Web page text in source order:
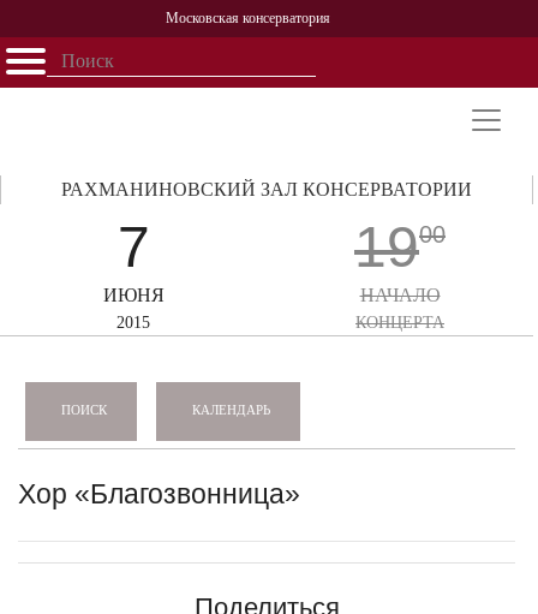
Московская консерватория
Открыть - закрыть
Персоналии
История
7
ИЮНЯ
2015
РАХМАНИНОВСКИЙ ЗАЛ КОНСЕРВАТОРИИ
1900
НАЧАЛО
КОНЦЕРТА
ПОИСК КАЛЕНДАРЬ
Хор «Благозвонница»
Поделиться